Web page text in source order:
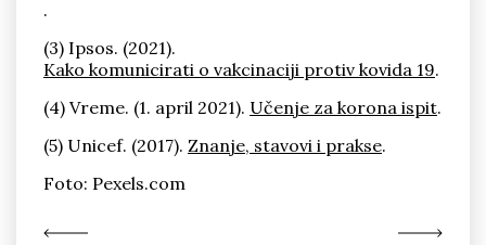
.
(3) Ipsos. (2021).
Kako komunicirati o vakcinaciji protiv kovida 19.
(4) Vreme. (1. april 2021). Učenje za korona ispit.
(5) Unicef. (2017). Znanje, stavovi i prakse.
Foto: Pexels.com